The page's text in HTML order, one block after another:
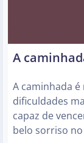
A
A caminhada
dificuldades
capaz de
belo sorriso